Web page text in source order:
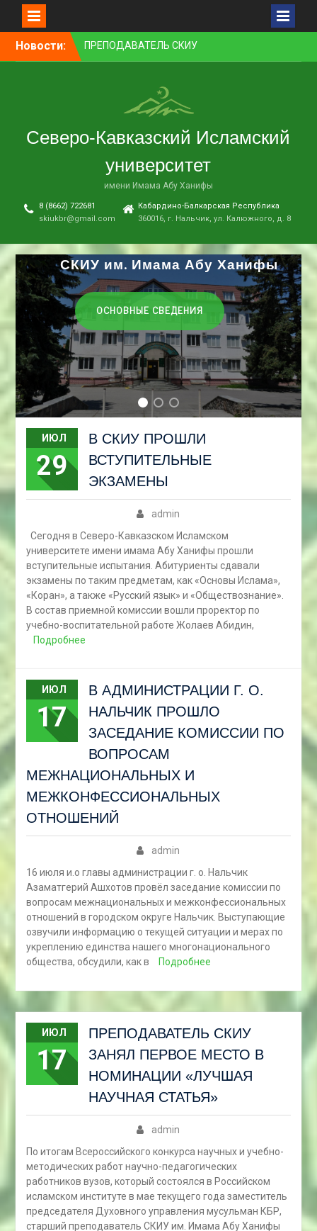
Перейти
Новости:
ПРЕПОДАВАТЕЛЬ СКИУ
ЗАНЯЛ ПЕРВОЕ МЕСТО В
В НАЛЬЧИКЕ СОСТОЯЛСЯ
ПРЕМЬЕРНЫЙ ПОКАЗ
ФИЛЬМА «ОДИН ДЕНЬ
ОЖИДАНИЯ»
ВСТУПИТЕЛЬНЫЕ
ЭКЗАМЕНЫ
В АДМИНИСТРАЦИИ Г. О.
НАЛЬЧИК ПРОШЛО
ВОПРОСАМ
МЕЖНАЦИОНАЛЬНЫХ И
МЕЖКОНФЕССИОНАЛЬНЫХ
ОТНОШЕНИЙ
Северо-Кавказский Исламский
университет
имени Имама Абу Ханифы
8 (8662) 722681
skiukbr@gmail.com
Кабардино-Балкарская Республика
360016, г. Нальчик, ул. Калюжного, д. 8
СКИУ им. Имама Абу Ханифы
ОСНОВНЫЕ СВЕДЕНИЯ
ИЮЛ
29
В СКИУ ПРОШЛИ
ВСТУПИТЕЛЬНЫЕ
ЭКЗАМЕНЫ
admin
Сегодня в Северо-Кавказском Исламском
университете имени имама Абу Ханифы прошли
вступительные испытания. Абитуриенты сдавали
экзамены по таким предметам, как «Основы Ислама»,
«Коран», а также «Русский язык» и «Обществознание».
В состав приемной комиссии вошли проректор по
учебно-воспитательной работе Жолаев Абидин,
Подробнее
ИЮЛ
17
В АДМИНИСТРАЦИИ Г. О.
НАЛЬЧИК ПРОШЛО
ЗАСЕДАНИЕ КОМИССИИ ПО
ВОПРОСАМ
МЕЖНАЦИОНАЛЬНЫХ И
МЕЖКОНФЕССИОНАЛЬНЫХ
ОТНОШЕНИЙ
admin
16 июля и.о главы администрации г. о. Нальчик
Азаматгерий Ашхотов провёл заседание комиссии по
вопросам межнациональных и межконфессиональных
отношений в городском округе Нальчик. Выступающие
озвучили информацию о текущей ситуации и мерах по
укреплению единства нашего многонационального
общества, обсудили, как в
Подробнее
ИЮЛ
17
ПРЕПОДАВАТЕЛЬ СКИУ
ЗАНЯЛ ПЕРВОЕ МЕСТО В
НОМИНАЦИИ «ЛУЧШАЯ
НАУЧНАЯ СТАТЬЯ»
admin
По итогам Всероссийского конкурса научных и учебно-
методических работ научно-педагогических
работников вузов, который состоялся в Российском
исламском институте в мае текущего года заместитель
председателя Духовного управления мусульман КБР,
старший преподаватель СКИУ им. Имама Абу Ханифы